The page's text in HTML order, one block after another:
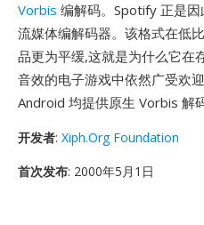
Vorbis 编解码。Spotify 正是
流媒体编解码器。该格式在低
品更为平缓,这就是为什么它在
音效的电子游戏中依然广受欢
Android 均提供原生 Vorbis 解
开发者: Xiph.Org Foundation
首次发布: 2000年5月1日